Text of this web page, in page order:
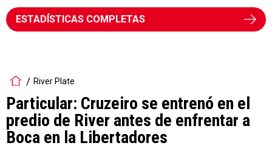
ESTADÍSTICAS COMPLETAS
River Plate
Particular: Cruzeiro se entrenó en el
predio de River antes de enfrentar a
Boca en la Libertadores